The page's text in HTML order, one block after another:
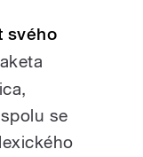
svého
se